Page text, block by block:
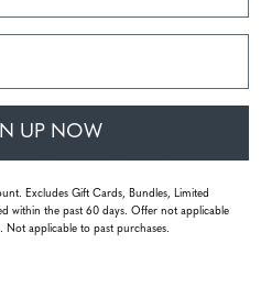
Look
für Ihre Bedürfnisse)
Blaulichtschutz erhältlich
für klare Sicht
Kratzern
UP NOW
Excludes Gift Cards, Bundles, Limited
within the past 60 days. Offer not applicable
applicable to past purchases.